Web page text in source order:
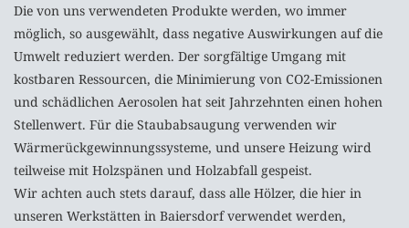
Die von uns verwendeten Produkte werden, wo immer
möglich, so ausgewählt, dass negative Auswirkungen auf die
Umwelt reduziert werden. Der sorgfältige Umgang mit
kostbaren Ressourcen, die Minimierung von CO2-Emissionen
und schädlichen Aerosolen hat seit Jahrzehnten einen hohen
Stellenwert. Für die Staubabsaugung verwenden wir
Wärmerückgewinnungssysteme, und unsere Heizung wird
teilweise mit Holzspänen und Holzabfall gespeist.
Wir achten auch stets darauf, dass alle Hölzer, die hier in
unseren Werkstätten in Baiersdorf verwendet werden,